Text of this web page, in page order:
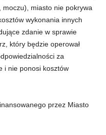
miasto nie pokrywa
wykonania innych
zdanie w sprawie
który będzie operował
za
i nie ponosi kosztów
przez Miasto